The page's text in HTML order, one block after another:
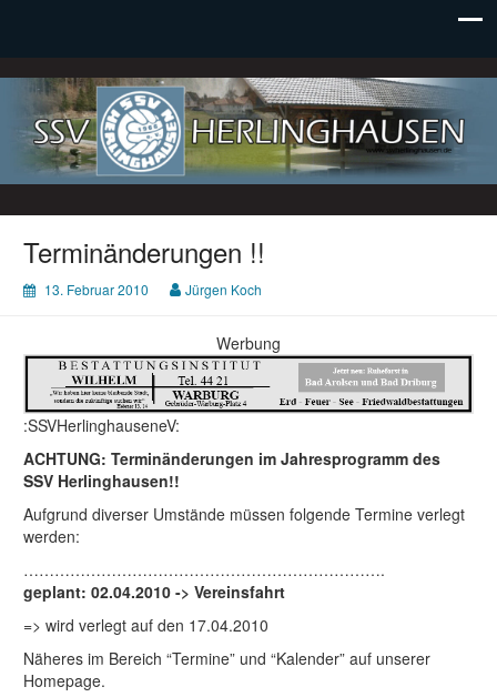
SSV Herlinghausen e. V.
Terminänderungen !!
13. Februar 2010 Jürgen Koch
Werbung
:SSVHerlinghauseneV:
ACHTUNG: Terminänderungen im Jahresprogramm des
SSV Herlinghausen!!
Aufgrund diverser Umstände müssen folgende Termine verlegt
werden:
…………………………………………………………….
geplant: 02.04.2010 -> Vereinsfahrt
=> wird verlegt auf den 17.04.2010
Näheres im Bereich “Termine” und “Kalender” auf unserer
Homepage.